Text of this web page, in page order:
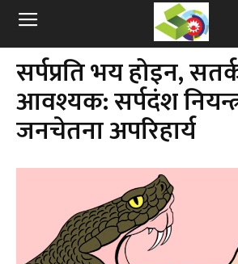
सर्पप्रति भय होइन,
आवश्यक: सर्पदंश
जनचेतना अपरिहार्य